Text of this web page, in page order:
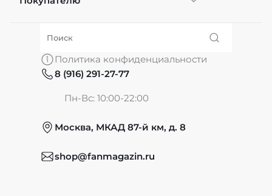
О нас
Обмен и возврат
Политика конфиденциальности
8 (916) 291-27-77
Пн-Вс: 10:00-22:00
Москва, МКАД 87-й км, д. 8
shop@fanmagazin.ru